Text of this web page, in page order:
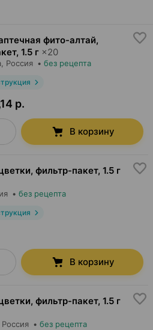
фито-алтай,
, 1.5 г ×20
, Россия • без рецепта
р.
В корзину
фильтр-пакет, 1.5 г
• без рецепта
В корзину
фильтр-пакет, 1.5 г
Россия • без рецепта